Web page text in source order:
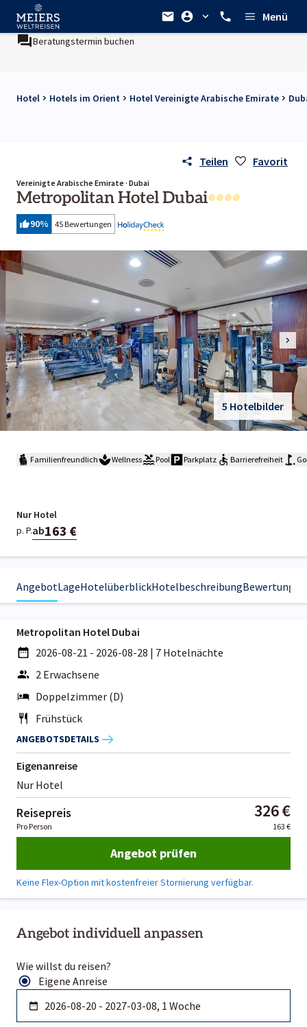
Menü
Beratungstermin buchen
Hotel Hotels im Orient Hotel Vereinigte Arabische Emirate
Teilen Favorit
Vereinigte Arabische Emirate · Dubai
Metropolitan Hotel Dubai
90% 45 Bewertungen
5 Hotelbilder
Familienfreundlich Wellness Pool Parkplatz Barrierefreiheit
Nur Hotel
p. P.ab163 €
AngebotLageHotelüberblickHotelbeschreibungBewertungen
Angebot individuell anpassen
Wie willst du reisen?
Eigene Anreise
Metropolitan Hotel Dubai
2026-08-21 - 2026-08-28 | 7 Hotelnächte
2 Erwachsene
Doppelzimmer (D)
Frühstück
ANGEBOTSDETAILS
Eigenanreise
Nur Hotel
Reisepreis 326 €
Pro Person 163 €
Angebot prüfen
Keine Flex-Option mit kostenfreier Stornierung verfügbar.